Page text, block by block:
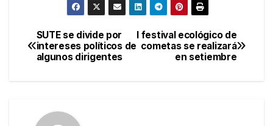
Navegación
de
I festival ecológico de
cometas se realizará
en setiembre
SUTE se divide por
intereses políticos de
algunos dirigentes